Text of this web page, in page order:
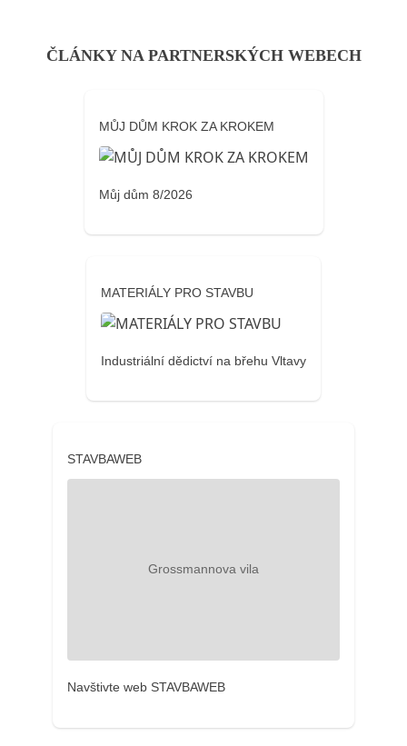
ČLÁNKY NA PARTNERSKÝCH WEBECH
MŮJ DŮM KROK ZA KROKEM
Můj dům 8/2026
MATERIÁLY PRO STAVBU
Industriální dědictví na břehu Vltavy
STAVBAWEB
Navštivte web STAVBAWEB